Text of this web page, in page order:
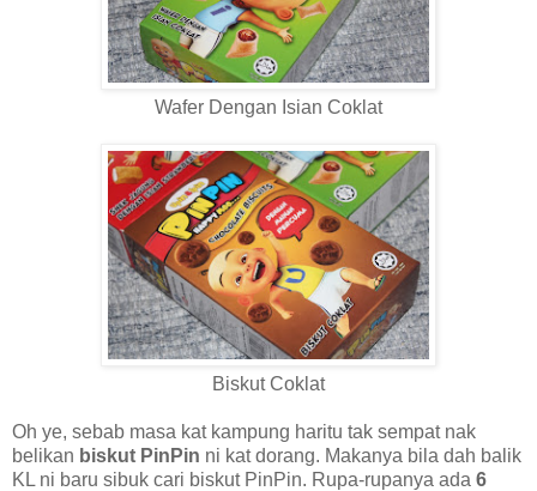
Wafer Dengan Isian Coklat
Biskut Coklat
Oh ye, sebab masa kat kampung haritu tak sempat nak
belikan biskut PinPin ni kat dorang. Makanya bila dah balik
KL ni baru sibuk cari biskut PinPin. Rupa-rupanya ada 6